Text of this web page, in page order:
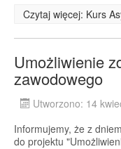
Czytaj więcej: Kurs
Umożliwienie
zawodowego
Utworzono: 14
Informujemy, że z
do projektu